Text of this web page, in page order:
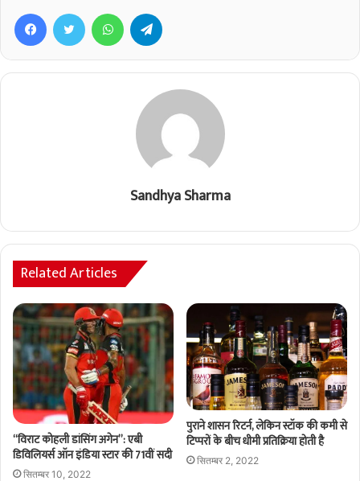
FacebookTwitter WhatsApp
Sandhya Sharma
Related Articles
“विराट कोहली डांसिंग अगेन”: एबी
डिविलियर्स ऑन इंडिया स्टार की 71वीं सदी
सितम्बर 10, 2022
पुराने शासन रिटर्न, लेकिन स्टॉक की कमी से
टिप्परों के बीच धीमी प्रतिक्रिया होती है
सितम्बर 2, 2022